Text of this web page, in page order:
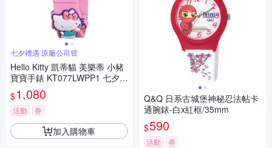
七夕禮遇 原廠公司貨
Hello Kitty 凱蒂貓 美樂蒂 小豬
寶寶手錶 KT077LWPP1 七夕寵
愛季 送禮推薦
$1,080
活動 券
加入購物車
Q&Q 日系古城堡神秘忍法帖卡
通腕錶-白x紅框/35mm
$590
活動 券